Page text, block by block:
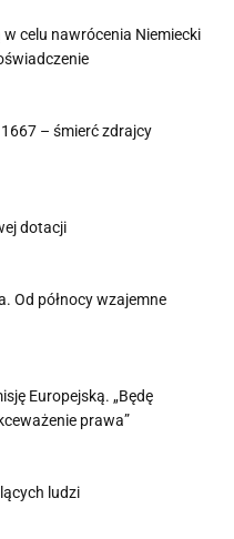
celu nawrócenia Niemiecki
– śmierć zdrajcy
dotacji
Od północy wzajemne
Europejską. „Będę
prawa”
ludzi